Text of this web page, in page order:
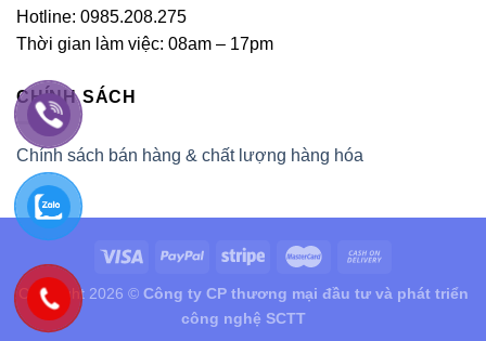
Hotline: 0985.208.275
Thời gian làm việc: 08am – 17pm
CHÍNH SÁCH
Chính sách bán hàng & chất lượng hàng hóa
Copyright 2026 © Công ty CP thương mại đầu tư và phát triển
công nghệ SCTT